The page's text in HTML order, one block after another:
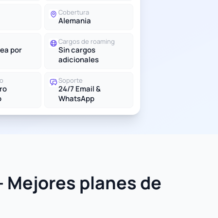
Cobertura
Alemania
por
Cargos de roaming
Sin cargos
adicionales
Soporte
24/7 Email &
WhatsApp
Mejores planes de